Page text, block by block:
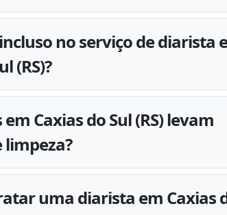
no serviço de diarista
(RS)?
Caxias do Sul (RS) levam
uma diarista em Caxias